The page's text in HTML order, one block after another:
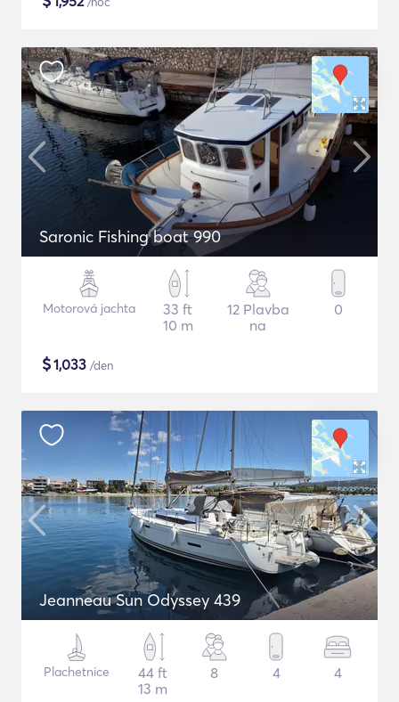
Saronic Fishing boat 990
Motorová jachta
33 ft
10 m
12 Plavba
na
0
$1,033 /den
Jeanneau Sun Odyssey 439
Plachetnice
44 ft
13 m
8 4 4